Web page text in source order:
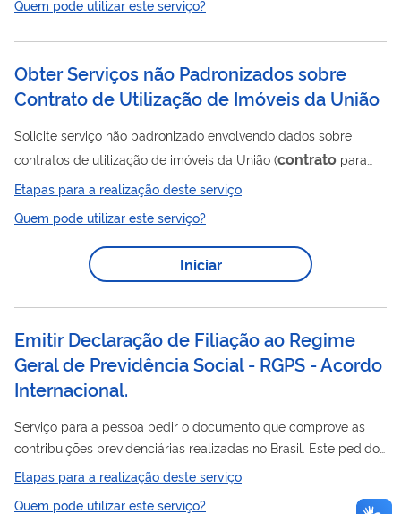
pela Sociedade Civil, entidades públicas e privadas.
Quem pode utilizar este serviço?
Obter Serviços não Padronizados sobre
Contrato de Utilização de Imóveis da União
Solicite serviço não padronizado envolvendo dados sobre
contratos de utilização de imóveis da União (contrato para
lavratura e assinatura pela União, Certificado de Remição,
juntada ou substituição de documentos, encargos), que não
possua requerimento especifico no Portal da SPU que atenda
a necessidade ou que durante a solicitação do serviço no
referido Portal foi apontada inconsistência pelo sistema (RIP ou
informações diversas, que devem...
Etapas para a realização deste serviço
Quem pode utilizar este serviço?
Iniciar
Emitir Declaração de Filiação ao Regime
Geral de Previdência Social - RGPS - Acordo
Internacional.
Serviço para a pessoa pedir o documento que comprove as
contribuições previdenciárias realizadas no Brasil. Este pedido
é realizado totalmente pela internet, você não precisa ir ao
INSS.
Etapas para a realização deste serviço
Quem pode utilizar este serviço?